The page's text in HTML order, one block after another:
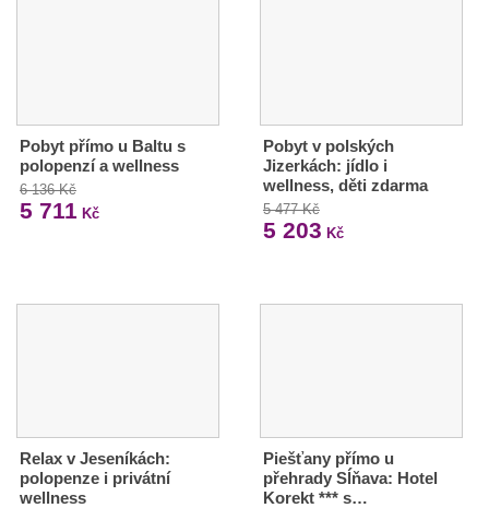
Pobyt přímo u Baltu s
polopenzí a wellness
6 136 Kč
5 711 Kč
Pobyt v polských
Jizerkách: jídlo i
wellness, děti zdarma
5 477 Kč
5 203 Kč
Relax v Jeseníkách:
polopenze i privátní
wellness
Piešťany přímo u
přehrady Sĺňava: Hotel
Korekt *** s…